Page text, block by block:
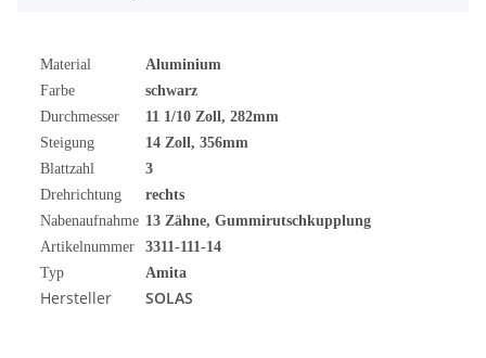
Material
Aluminium
Farbe
schwarz
Durchmesser
11 1/10 Zoll, 282mm
Steigung
14 Zoll, 356mm
Blattzahl
3
Drehrichtung
rechts
Nabenaufnahme 13 Zähne, Gummirutschkupplung
Artikelnummer
3311-111-14
Typ
Amita
Hersteller SOLAS